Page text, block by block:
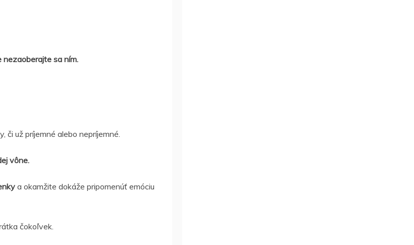
nezaoberajte sa ním.
či už príjemné alebo nepríjemné.
vône.
a okamžite dokáže pripomenúť emóciu
čokoľvek.